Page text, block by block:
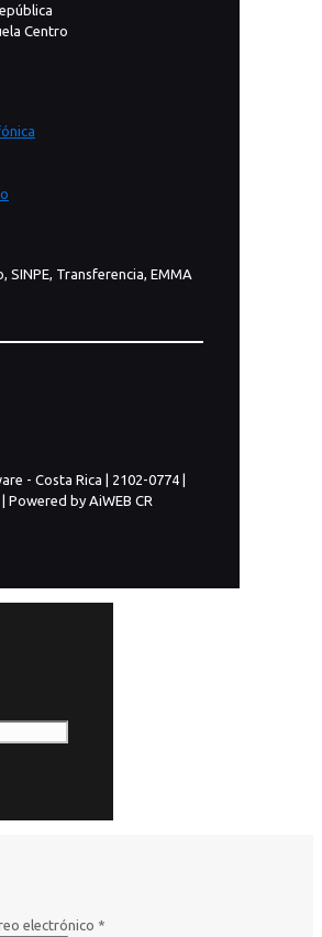
Centro
Transferencia, EMMA
- Costa Rica | 2102-0774 |
Powered by AiWEB CR
electrónico *